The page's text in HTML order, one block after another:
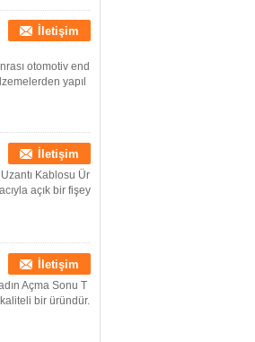
İletişim
otomotiv end
yapıl
İletişim
Kablosu Ür
açık bir fişey
İletişim
Açma Sonu T
bir üründür.